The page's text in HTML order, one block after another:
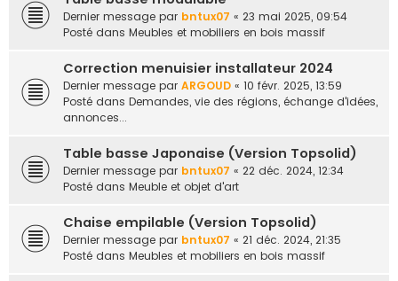
Dernier message par bntux07 « 23 mai 2025, 09:54
Posté dans Meubles et mobiliers en bois massif
Correction menuisier installateur 2024
Dernier message par ARGOUD « 10 févr. 2025, 13:59
Posté dans Demandes, vie des régions, échange d'idées,
annonces...
Table basse Japonaise (Version Topsolid)
Dernier message par bntux07 « 22 déc. 2024, 12:34
Posté dans Meuble et objet d'art
Chaise empilable (Version Topsolid)
Dernier message par bntux07 « 21 déc. 2024, 21:35
Posté dans Meubles et mobiliers en bois massif